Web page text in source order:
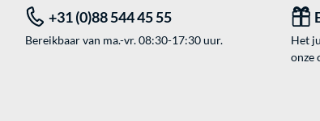
+31 (0)88 544 45 55
Bereikbaar van ma.-vr. 08:30-17:30 uur.
Het
onze